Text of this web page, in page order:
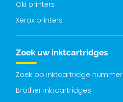
Oki printers
Xerox printers
Zoek uw inktcartridges
Zoek op inktcartridge nummer
Brother inktcartridges